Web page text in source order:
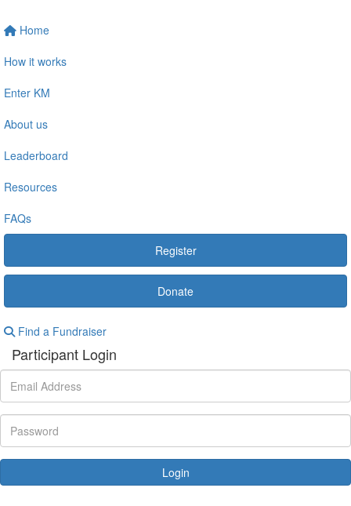
Home
How it works
Enter KM
About us
Leaderboard
Resources
FAQs
Register
Donate
Find a Fundraiser
Participant Login
Login